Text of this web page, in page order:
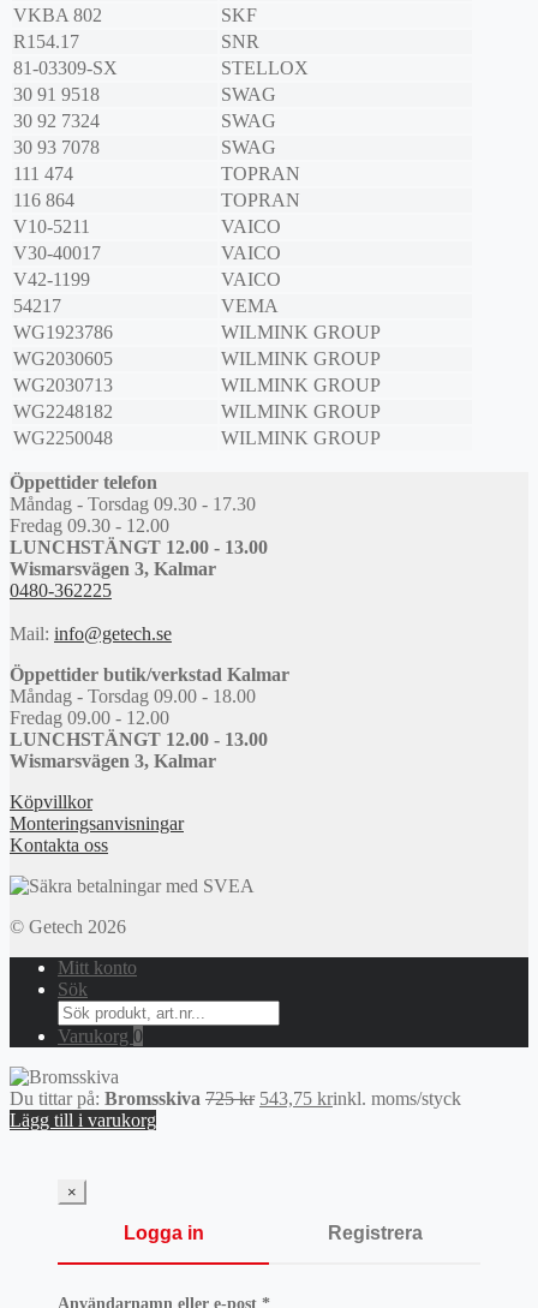
VKBA 802
SKF
R154.17
SNR
81-03309-SX
STELLOX
30 91 9518
SWAG
30 92 7324
SWAG
30 93 7078
SWAG
111 474
TOPRAN
116 864
TOPRAN
V10-5211
VAICO
V30-40017
VAICO
V42-1199
VAICO
54217
VEMA
WG1923786
WILMINK GROUP
WG2030605
WILMINK GROUP
WG2030713
WILMINK GROUP
WG2248182
WILMINK GROUP
WG2250048
WILMINK GROUP
Öppettider telefon
Måndag - Torsdag 09.30 - 17.30
Fredag 09.30 - 12.00
LUNCHSTÄNGT 12.00 - 13.00
Wismarsvägen 3, Kalmar
0480-362225
Mail: info@getech.se
Öppettider butik/verkstad Kalmar
Måndag - Torsdag 09.00 - 18.00
Fredag 09.00 - 12.00
LUNCHSTÄNGT 12.00 - 13.00
Wismarsvägen 3, Kalmar
Köpvillkor
Monteringsanvisningar
Kontakta oss
© Getech 2026
Mitt konto
Sök
Search
for:
Varukorg 0
Du tittar på: Bromsskiva 725kr Det
543,75 krDet
inkl. moms/styck
Lägg till i varukorg
×
Logga in Registrera
Användarnamn eller e-post *Obligatoriskt